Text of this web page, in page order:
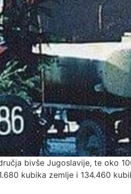
bivše Jugoslavije, te oko
kubika zemlje i 134.460